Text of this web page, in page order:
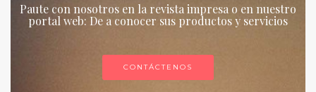
Paute con nosotros en la revista impresa o en nuestro
portal web: De a conocer sus productos y servicios
CONTÁCTENOS